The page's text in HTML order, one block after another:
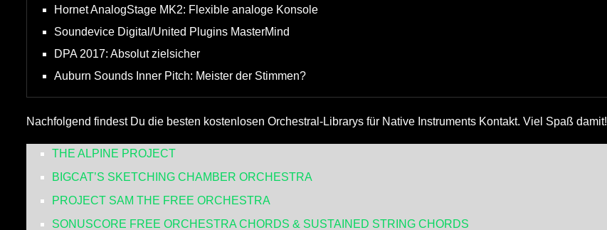
Hornet AnalogStage MK2: Flexible analoge Konsole
Soundevice Digital/United Plugins MasterMind
DPA 2017: Absolut zielsicher
Auburn Sounds Inner Pitch: Meister der Stimmen?
Nachfolgend findest Du die besten kostenlosen Orchestral-Librarys für Native Instruments Kontakt. Viel Spaß damit!
THE ALPINE PROJECT
BIGCAT’S SKETCHING CHAMBER ORCHESTRA
PROJECT SAM THE FREE ORCHESTRA
SONUSCORE FREE ORCHESTRA CHORDS & SUSTAINED STRING CHORDS